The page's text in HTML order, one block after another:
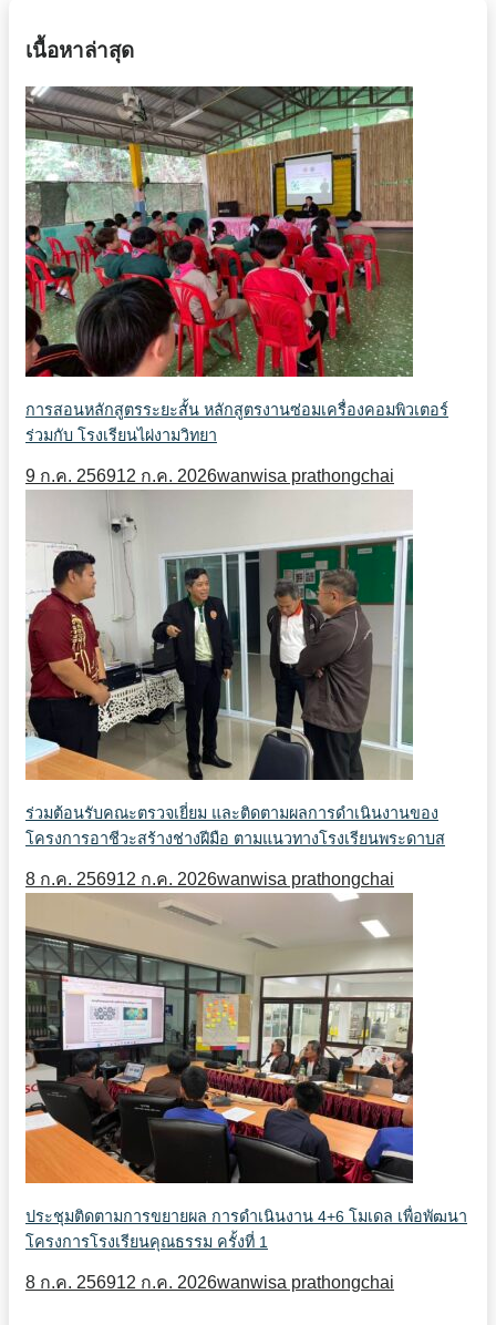
เนื้อหาล่าสุด
การสอนหลักสูตรระยะสั้น หลักสูตรงานซ่อมเครื่องคอมพิวเตอร์
ร่วมกับ โรงเรียนไผ่งามวิทยา
9 ก.ค. 256912 ก.ค. 2026wanwisa prathongchai
ร่วมต้อนรับคณะตรวจเยี่ยม และติดตามผลการดำเนินงานของ
โครงการอาชีวะสร้างช่างฝีมือ ตามแนวทางโรงเรียนพระดาบส
8 ก.ค. 256912 ก.ค. 2026wanwisa prathongchai
ประชุมติดตามการขยายผล การดำเนินงาน 4+6 โมเดล เพื่อพัฒนา
โครงการโรงเรียนคุณธรรม ครั้งที่ 1
8 ก.ค. 256912 ก.ค. 2026wanwisa prathongchai